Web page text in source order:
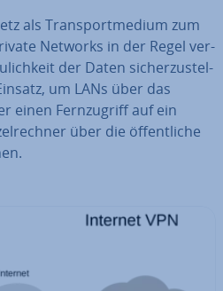
als Trans­port­me­di­um zum
Networks in der Regel ver­
der Daten si­cher­zu­stel­
um LANs über das
einen Fern­zu­griff auf ein
über die öf­fent­li­che